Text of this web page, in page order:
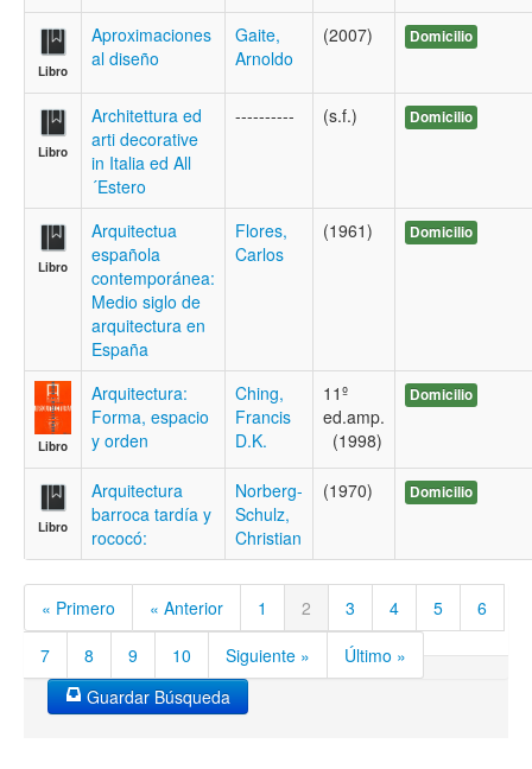
Libro
Aproximaciones
al diseño
Gaite,
Arnoldo
(2007) Domicilio
Libro
Architettura ed
arti decorative
in Italia ed All
´Estero
---------- (s.f.) Domicilio
Libro
Arquitectua
española
contemporánea:
Medio siglo de
arquitectura en
España
Flores,
Carlos
(1961) Domicilio
Libro
Arquitectura:
Forma, espacio
y orden
Ching,
Francis
D.K.
11º
ed.amp.
(1998)
Domicilio
Libro
Arquitectura
barroca tardía y
rococó:
Norberg-
Schulz,
Christian
(1970) Domicilio
« Primero « Anterior 1 2 3 4 5
6
7
8 9 10 Siguiente »
Último »
Guardar Búsqueda